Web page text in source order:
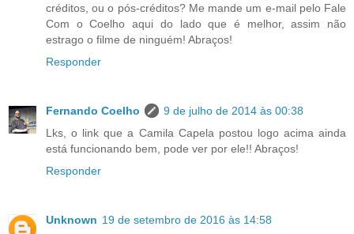
créditos, ou o pós-créditos? Me mande um e-mail pelo Fale
Com o Coelho aqui do lado que é melhor, assim não
estrago o filme de ninguém! Abraços!
Responder
Fernando Coelho
9 de julho de 2014 às 00:38
Lks, o link que a Camila Capela postou logo acima ainda
está funcionando bem, pode ver por ele!! Abraços!
Responder
Unknown 19 de setembro de 2016 às 14:58